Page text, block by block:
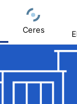
Ceres
Mostrar/